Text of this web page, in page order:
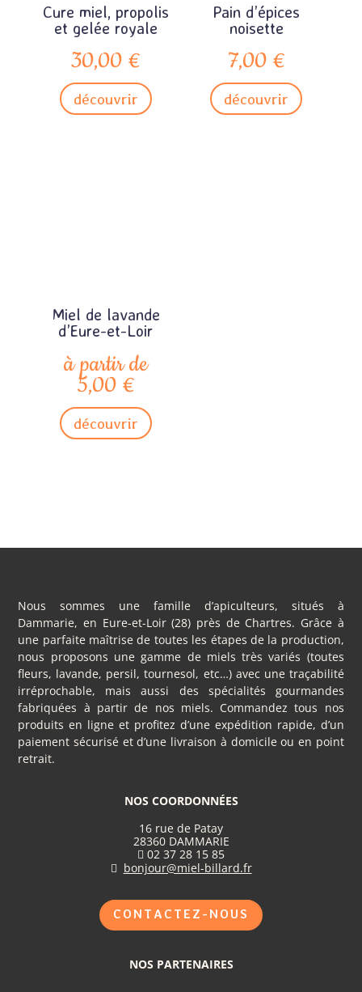
Cure miel, propolis
et gelée royale
30,00 €
découvrir
Pain d’épices
noisette
7,00 €
découvrir
Miel de lavande
d’Eure-et-Loir
à partir de
5,00 €
découvrir
Nous sommes une famille d’apiculteurs, situés à
Dammarie, en Eure-et-Loir (28) près de Chartres. Grâce à
une parfaite maîtrise de toutes les étapes de la production,
nous proposons une gamme de miels très variés (toutes
fleurs, lavande, persil, tournesol, etc…) avec une traçabilité
irréprochable, mais aussi des spécialités gourmandes
fabriquées à partir de nos miels. Commandez tous nos
produits en ligne et profitez d’une expédition rapide, d’un
paiement sécurisé et d’une livraison à domicile ou en point
retrait.
NOS COORDONNÉES
16 rue de Patay
28360 DAMMARIE
 02 37 28 15 85
 bonjour@miel-billard.fr
CONTACTEZ-NOUS
NOS PARTENAIRES